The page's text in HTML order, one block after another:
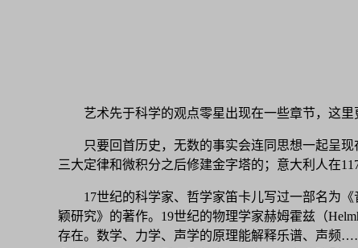
艺术先于科学的观点零星出现在一些章节，这里
只要回首历史，无数的事实会连同思想一起呈
三大定律和微积分之后修建金字塔的；意大利人在
17世纪的科学家、哲学家笛卡儿写过一部名为
颖研究》的著作。19世纪的物理学家赫姆霍兹（
存在。数学、力学、声学的原理能解释乐谱、声频